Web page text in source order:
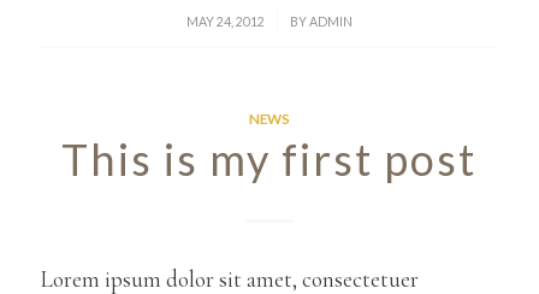
MAY 24, 2012
/ BYADMIN
NEWS
This is my first post
Lorem ipsum dolor sit amet, consectetuer